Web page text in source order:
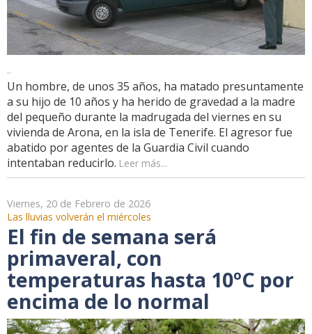
..
Un hombre, de unos 35 años, ha matado presuntamente
a su hijo de 10 años y ha herido de gravedad a la madre
del pequeño durante la madrugada del viernes en su
vivienda de Arona, en la isla de Tenerife. El agresor fue
abatido por agentes de la Guardia Civil cuando
intentaban reducirlo. Leer más...
Viernes, 20 de Febrero de 2026
Las lluvias volverán el miércoles
El fin de semana será
primaveral, con
temperaturas hasta 10ºC por
encima de lo normal